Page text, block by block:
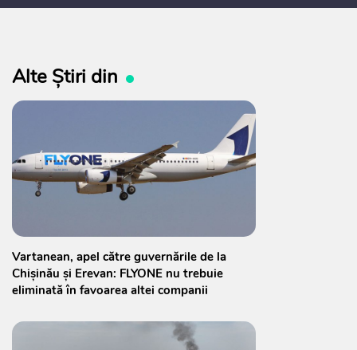
Alte Știri din
Vartanean, apel către guvernările de la
Chișinău și Erevan: FLYONE nu trebuie
eliminată în favoarea altei companii